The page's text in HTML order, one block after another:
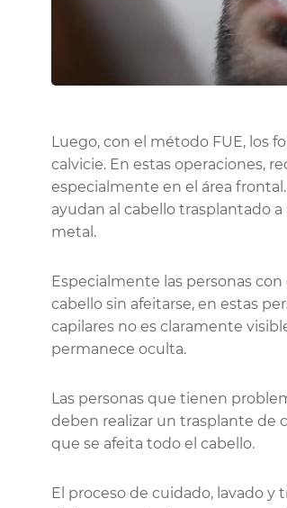
Luego, con el método FUE, los
calvicie. En estas operaciones,
especialmente en el área
ayudan al cabello trasplantado
metal.
Especialmente las personas
cabello sin afeitarse, en estas
capilares no es claramente
permanece oculta.
Las personas que tienen
deben realizar un trasplante de
que se afeita todo el cabello.
El proceso de cuidado, lavado